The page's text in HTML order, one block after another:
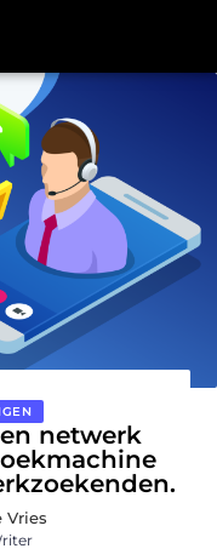
netwerk
Vries